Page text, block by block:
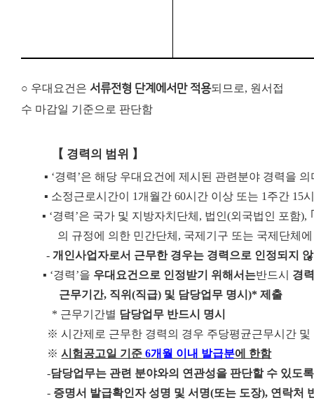
○ 우대요건은 서류전형 단계에서만 적용되므로, 원서접
수 마감일 기준으로 판단함
【 경력의 범위 】
▪ ‘경력’은 해당 우대요건에 제시된 관련분야 경력을 의
▪ 소정근로시간이 1 개월간 60시간 이상 또는 1 주간 15
▪ ‘경력’은 국가 및 지방자치단체 , 법인(외국법인 포함),
의 규정에 의한 민간단체 , 국제기구 또는 국제단체
-개인사업자로서 근무한 경우는 경력으로 인정되지
▪ ‘경력’을 우대요건으로 인정받기 위해서는반드시 경
근무기간, 직위(직급) 및 담당업무 명시)*제출
* 근무기간별 담당업무 반드시 명시
※시간제로 근무한 경력의 경우 주당평균근무시간
※시험공고일 기준6개월 이내 발급분에 한함
-담당업무는 관련 분야와의 연관성을 판단할 수 있도
- 증명서 발급확인자 성명 및 서명(또는 도장), 연락처